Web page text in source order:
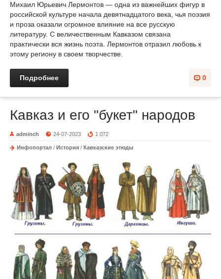
Михаил Юрьевич Лермонтов — одна из важнейших фигур в
российской культуре начала девятнадцатого века, чья поэзия
и проза оказали огромное влияние на все русскую
литературу. С величественным Кавказом связана
практически вся жизнь поэта. Лермонтов отразил любовь к
этому региону в своем творчестве.
0
Подробнее
Кавказ и его "букет" народов
adminch 24-07-2023 1 072
Инфопортал / История / Кавказские этюды